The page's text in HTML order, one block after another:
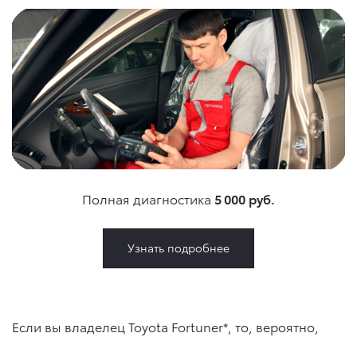
Полная диагностика 5 000 руб.
Узнать подробнее
Если вы владелец Toyota Fortuner*, то, вероятно,